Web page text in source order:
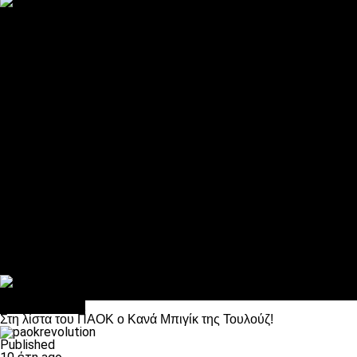
Στη λίστα του ΠΑΟΚ ο Κανά Μπιγίκ της Τουλούζ!
Published